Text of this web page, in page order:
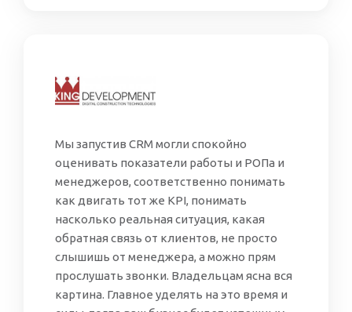
Мы запустив CRM могли спокойно
оценивать показатели работы и РОПа и
менеджеров, соответственно понимать
как двигать тот же KPI, понимать
насколько реальная ситуация, какая
обратная связь от клиентов, не просто
слышишь от менеджера, а можно прям
прослушать звонки. Владельцам ясна вся
картина. Главное уделять на это время и